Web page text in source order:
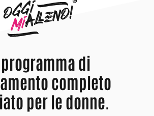
di
completo
per le donne.